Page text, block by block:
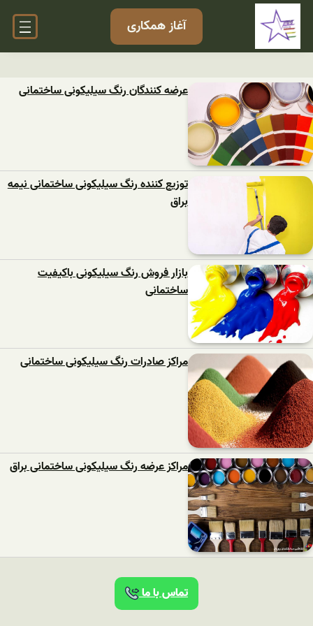
آغاز همکاری
عرضه کنندگان رنگ سیلیکونی ساختمانی
توزیع کننده رنگ سیلیکونی ساختمانی نیمه
براق
بازار فروش رنگ سیلیکونی باکیفیت
ساختمانی
مراکز صادرات رنگ سیلیکونی ساختمانی
مراکز عرضه رنگ سیلیکونی ساختمانی براق
تماس با ما